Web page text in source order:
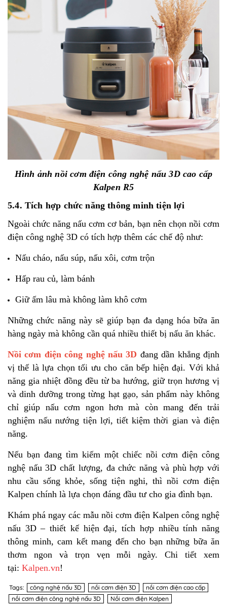
Hình ảnh nồi cơm điện công nghệ nấu 3D cao cấp
Kalpen R5
5.4. Tích hợp chức năng thông minh tiện lợi
Ngoài chức năng nấu cơm cơ bản, bạn nên chọn nồi cơm
điện công nghệ 3D có tích hợp thêm các chế độ như:
Nấu cháo, nấu súp, nấu xôi, cơm trộn
Hấp rau củ, làm bánh
Giữ ấm lâu mà không làm khô cơm
Những chức năng này sẽ giúp bạn đa dạng hóa bữa ăn
hàng ngày mà không cần quá nhiều thiết bị nấu ăn khác.
Nồi cơm điện công nghệ nấu 3D đang dần khẳng định
vị thế là lựa chọn tối ưu cho căn bếp hiện đại. Với khả
năng gia nhiệt đồng đều từ ba hướng, giữ trọn hương vị
và dinh dưỡng trong từng hạt gạo, sản phẩm này không
chỉ giúp nấu cơm ngon hơn mà còn mang đến trải
nghiệm nấu nướng tiện lợi, tiết kiệm thời gian và điện
năng.
Nếu bạn đang tìm kiếm một chiếc nồi cơm điện công
nghệ nấu 3D chất lượng, đa chức năng và phù hợp với
nhu cầu sống khỏe, sống tiện nghi, thì nồi cơm điện
Kalpen chính là lựa chọn đáng đầu tư cho gia đình bạn.
Khám phá ngay các mẫu nồi cơm điện Kalpen công nghệ
nấu 3D – thiết kế hiện đại, tích hợp nhiều tính năng
thông minh, cam kết mang đến cho bạn những bữa ăn
thơm ngon và trọn vẹn mỗi ngày. Chi tiết xem
tại: Kalpen.vn!
Tags: công nghệ nấu 3D nồi cơm điện 3D
nồi cơm điện cao cấp
nồi cơm điện công nghệ nấu 3D
Nồi cơm điện Kalpen